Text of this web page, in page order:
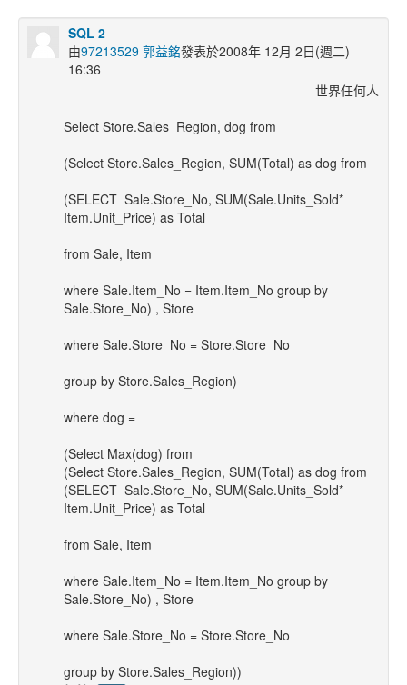
SQL 2
由97213529 郭益銘發表於2008年 12月 2日(週二)
16:36
世界任何人
Select Store.Sales_Region, dog from
(Select Store.Sales_Region, SUM(Total) as dog from
(SELECT Sale.Store_No, SUM(Sale.Units_Sold*
Item.Unit_Price) as Total
from Sale, Item
where Sale.Item_No = Item.Item_No group by
Sale.Store_No) , Store
where Sale.Store_No = Store.Store_No
group by Store.Sales_Region)
where dog =
(Select Max(dog) from
(Select Store.Sales_Region, SUM(Total) as dog from
(SELECT Sale.Store_No, SUM(Sale.Units_Sold*
Item.Unit_Price) as Total
from Sale, Item
where Sale.Item_No = Item.Item_No group by
Sale.Store_No) , Store
where Sale.Store_No = Store.Store_No
group by Store.Sales_Region))